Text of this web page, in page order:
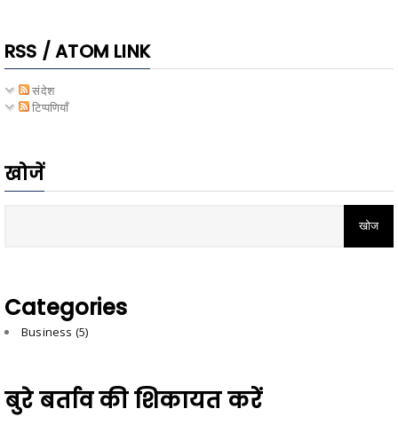
RSS / ATOM LINK
संदेश
टिप्पणियाँ
खोजें
Categories
Business (5)
बुरे बर्ताव की शिकायत करें